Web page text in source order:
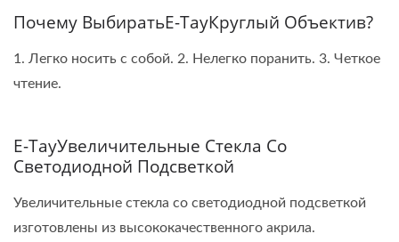
Почему ВыбиратьE-TayКруглый Объектив?
1. Легко носить с собой. 2. Нелегко поранить. 3. Четкое
чтение.
E-TayУвеличительные Стекла Со
Светодиодной Подсветкой
Увеличительные стекла со светодиодной подсветкой
изготовлены из высококачественного акрила.